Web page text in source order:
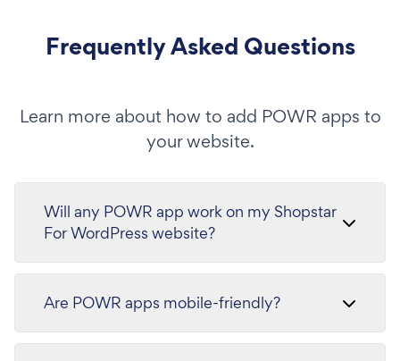
Frequently Asked Questions
Learn more about how to add POWR apps to
your website.
Will any POWR app work on my Shopstar
For WordPress website?
Are POWR apps mobile-friendly?